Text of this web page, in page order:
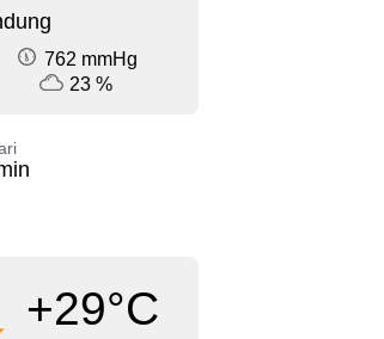
762 mmHg
23 %
+29°C